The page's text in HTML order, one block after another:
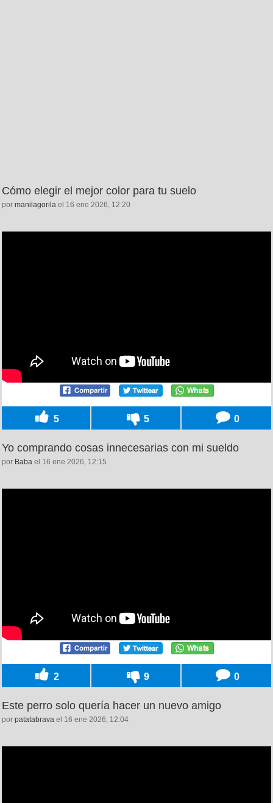
Cómo elegir el mejor color para tu suelo
por manilagorila el 16 ene 2026, 12:20
5 5 0
Yo comprando cosas innecesarias con mi sueldo
por Baba el 16 ene 2026, 12:15
2 9 0
Este perro solo quería hacer un nuevo amigo
por patatabrava el 16 ene 2026, 12:04